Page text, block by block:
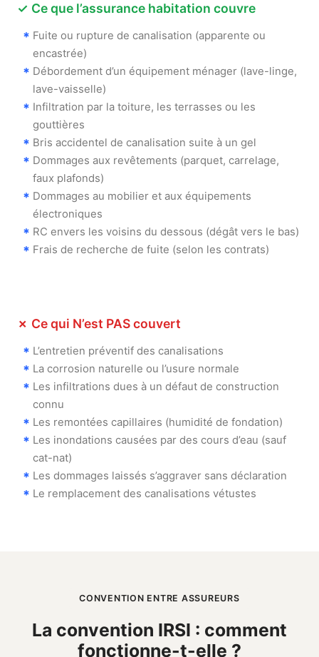
✓ Ce que l’assurance habitation couvre
Fuite ou rupture de canalisation (apparente ou
encastrée)
Débordement d’un équipement ménager (lave-linge,
lave-vaisselle)
Infiltration par la toiture, les terrasses ou les
gouttières
Bris accidentel de canalisation suite à un gel
Dommages aux revêtements (parquet, carrelage,
faux plafonds)
Dommages au mobilier et aux équipements
électroniques
RC envers les voisins du dessous (dégât vers le bas)
Frais de recherche de fuite (selon les contrats)
✗ Ce qui N’est PAS couvert
L’entretien préventif des canalisations
La corrosion naturelle ou l’usure normale
Les infiltrations dues à un défaut de construction
connu
Les remontées capillaires (humidité de fondation)
Les inondations causées par des cours d’eau (sauf
cat-nat)
Les dommages laissés s’aggraver sans déclaration
Le remplacement des canalisations vétustes
CONVENTION ENTRE ASSUREURS
La convention IRSI : comment
fonctionne-t-elle ?